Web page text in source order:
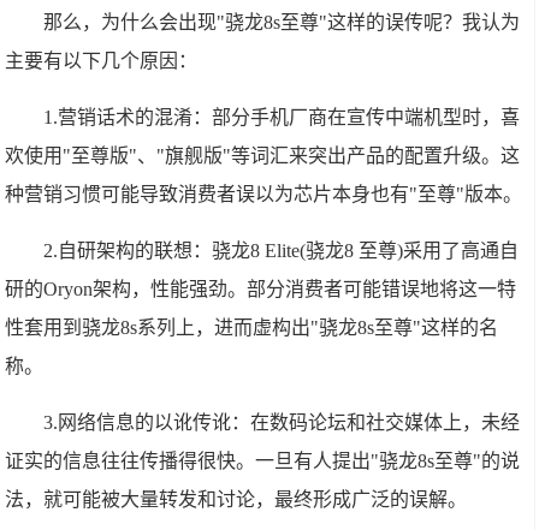
那么，为什么会出现"骁龙8s至尊"这样的误传呢？我认为
主要有以下几个原因：
1.营销话术的混淆：部分手机厂商在宣传中端机型时，喜
欢使用"至尊版"、"旗舰版"等词汇来突出产品的配置升级。这
种营销习惯可能导致消费者误以为芯片本身也有"至尊"版本。
2.自研架构的联想：骁龙8 Elite(骁龙8 至尊)采用了高通自
研的Oryon架构，性能强劲。部分消费者可能错误地将这一特
性套用到骁龙8s系列上，进而虚构出"骁龙8s至尊"这样的名
称。
3.网络信息的以讹传讹：在数码论坛和社交媒体上，未经
证实的信息往往传播得很快。一旦有人提出"骁龙8s至尊"的说
法，就可能被大量转发和讨论，最终形成广泛的误解。